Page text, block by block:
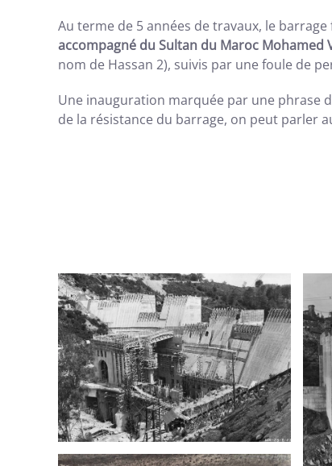
Au terme de 5 années de travaux, le barrage
accompagné du Sultan du Maroc Mohamed
nom de Hassan 2), suivis par une foule de
Une inauguration marquée par une phrase
de la résistance du barrage, on peut parler